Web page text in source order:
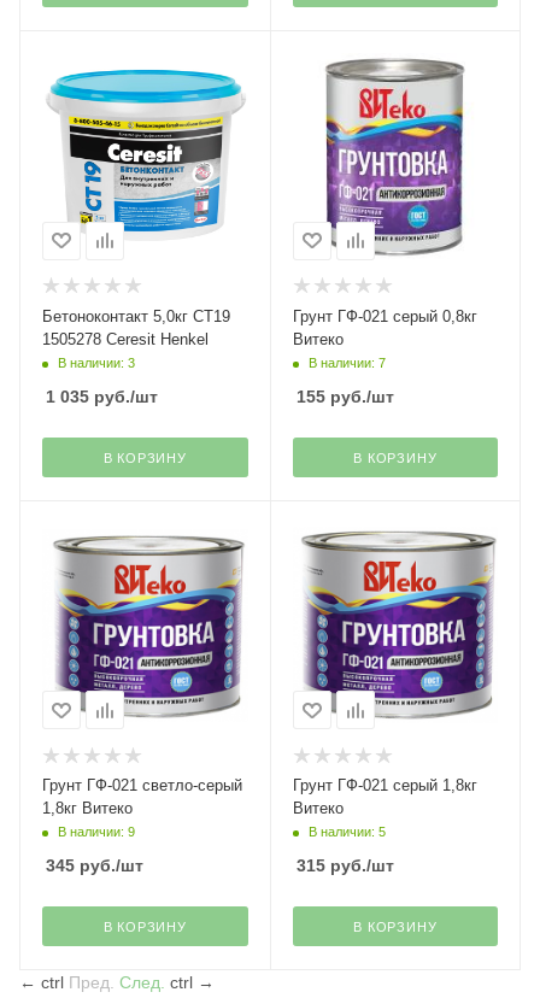
Бетоноконтакт 5,0кг СТ19
1505278 Ceresit Henkel
В наличии: 3
1 035 руб./шт
В КОРЗИНУ
Грунт ГФ-021 серый 0,8кг
Витеко
В наличии: 7
155руб./шт
В КОРЗИНУ
Грунт ГФ-021 светло-серый
1,8кг Витеко
В наличии: 9
345 руб./шт
В КОРЗИНУ
Грунт ГФ-021 серый 1,8кг
Витеко
В наличии: 5
315руб./шт
В КОРЗИНУ
← ctrl Пред. След. ctrl →